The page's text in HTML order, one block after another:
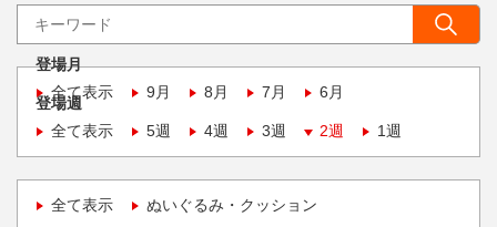
登場月
全て表示
9月 8月 7月 6月
登場週
全て表示
5週 4週 3週 2週 1週
全て表示 ぬいぐるみ・クッション